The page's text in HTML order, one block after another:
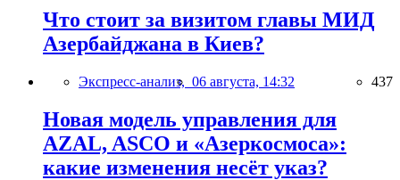
Что стоит за визитом главы МИД
Азербайджана в Киев?
Экспресс-анализ, 06 августа, 14:32 437
Новая модель управления для
AZAL, ASCO и «Азеркосмоса»:
какие изменения несёт указ?